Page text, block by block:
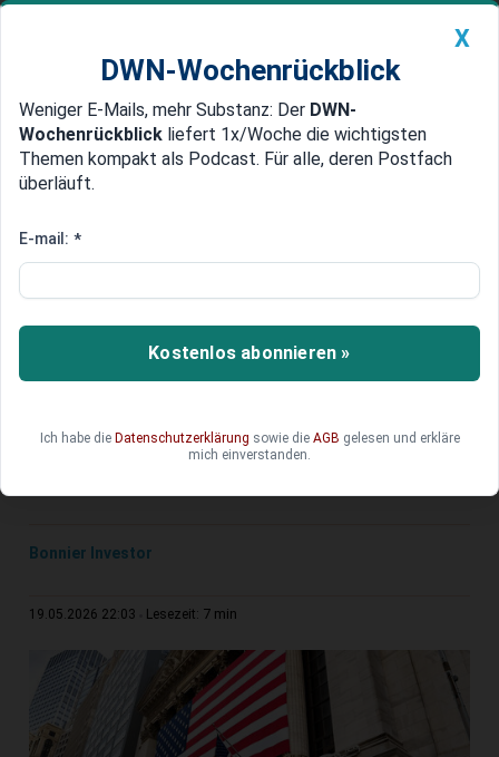
Newsticker MEIN DWN: Geldanlage Premium
Edelmetalle DWN-Magazin China
US-Börsenbericht: Tech-Aktien
kriegsbedingter Inflation
halten und worauf Anleger jetzt achten müssen.
Bonnier Investor
19.05.2026 22:03 Lesezeit: 7 min
X
DWN-Wochenrückblick
Weniger E-Mails, mehr Substanz: Der DWN-
Wochenrückblick liefert 1x/Woche die wichtigsten
Themen kompakt als Podcast. Für alle, deren Postfach
überläuft.
E-mail: *
Kostenlos abonnieren »
Ich habe die Datenschutzerklärung sowie die AGB gelesen und erkläre
mich einverstanden.